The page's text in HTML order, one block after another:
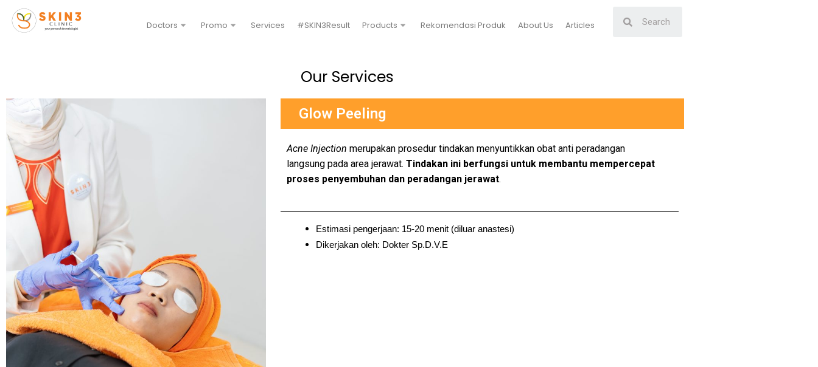
Doctors Promo Services #SKIN3Result Products Rekomendasi Produk About Us Articles
Our Services
Glow Peeling
Acne Injection merupakan prosedur tindakan menyuntikkan obat anti peradangan
langsung pada area jerawat. Tindakan ini berfungsi untuk membantu mempercepat
proses penyembuhan dan peradangan jerawat.
Estimasi pengerjaan: 15-20 menit (diluar anastesi)
Dikerjakan oleh: Dokter Sp.D.V.E